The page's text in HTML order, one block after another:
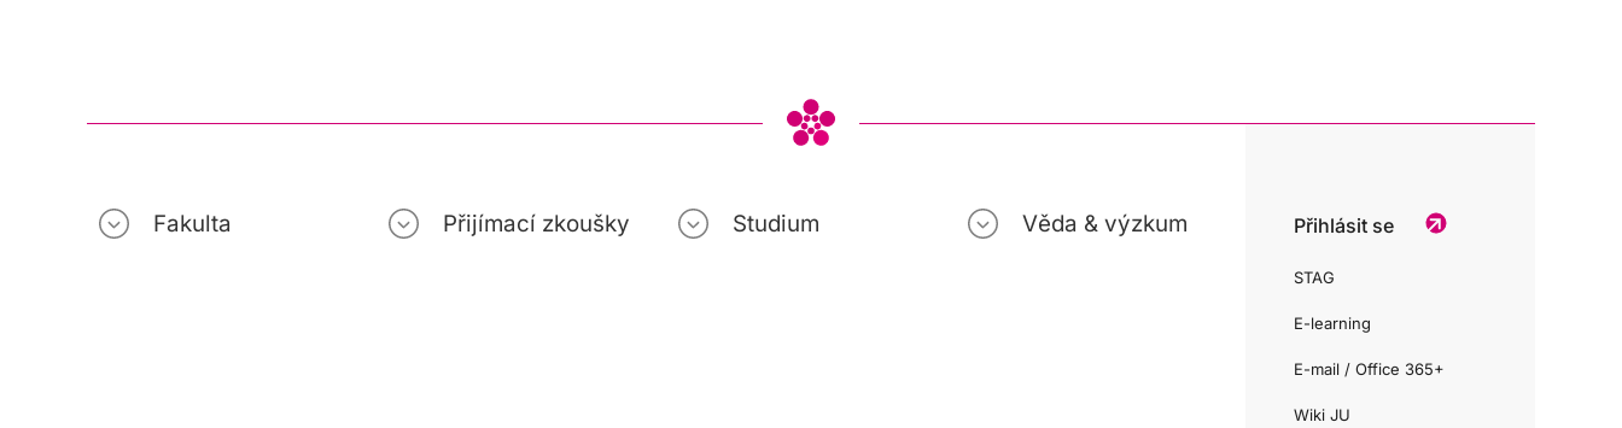
Fakulta Přijímací zkoušky Studium Věda & výzkum Přihlásit se
STAG
E-learning
E-mail / Office 365+
Wiki JU